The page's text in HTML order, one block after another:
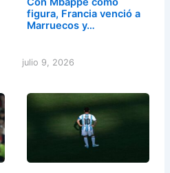
figura, Francia venció a
Marruecos y…
julio 9, 2026